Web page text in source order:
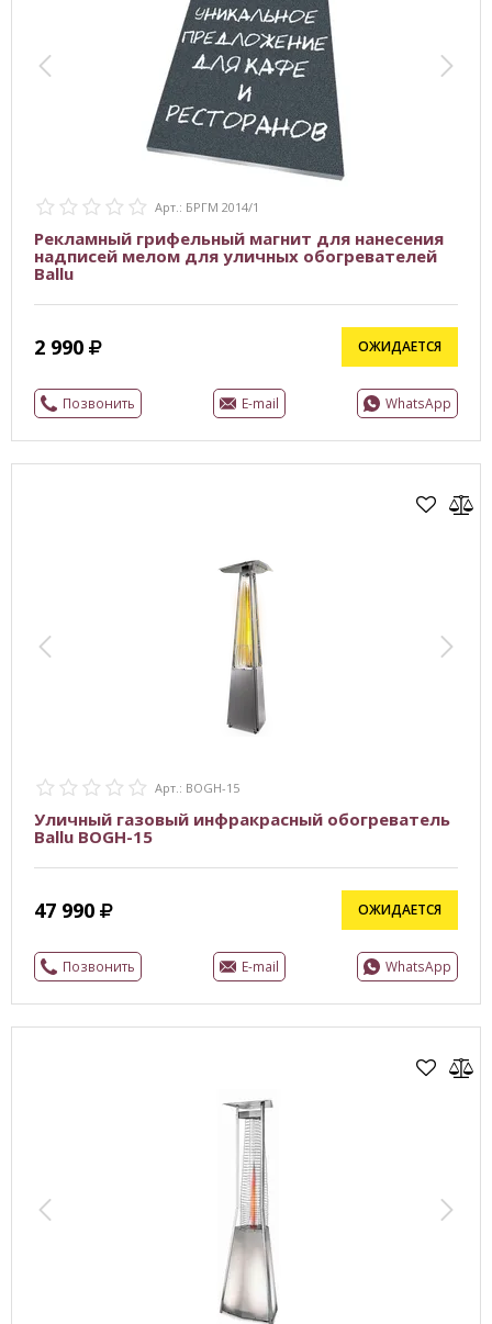
Арт.: БРГМ 2014/1
Рекламный грифельный магнит для нанесения
надписей мелом для уличных обогревателей
Ballu
2 990 ОЖИДАЕТСЯ
Позвонить E-mail WhatsApp
Арт.: BOGH-15
Уличный газовый инфракрасный обогреватель
Ballu BOGH-15
47 990 ОЖИДАЕТСЯ
Позвонить E-mail WhatsApp